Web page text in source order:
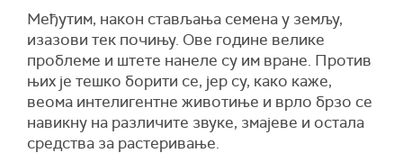
Међутим, након стављања семена у земљу,
изазови тек почињу. Ове године велике
проблеме и штете нанеле су им вране. Против
њих је тешко борити се, јер су, како каже,
веома интелигентне животиње и врло брзо се
навикну на различите звуке, змајеве и остала
средства за растеривање.